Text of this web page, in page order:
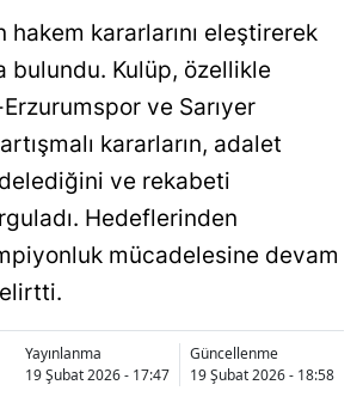
hakem kararlarını eleştirerek
bulundu. Kulüp, özellikle
ve Sarıyer
kararların, adalet
ve rekabeti
Hedeflerinden
mücadelesine devam
Yayınlanma
19 Şubat 2026 - 17:47
Güncellenme
19 Şubat 2026 - 18:58